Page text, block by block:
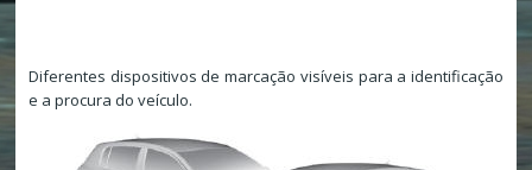
Diferentes dispositivos de marcação visíveis para a identificação
e a procura do veículo.